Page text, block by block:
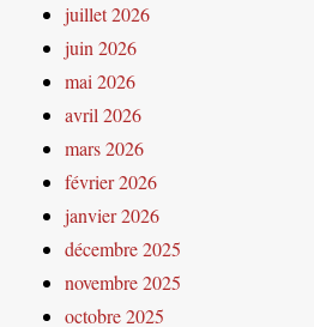
juillet 2026
juin 2026
mai 2026
avril 2026
mars 2026
février 2026
janvier 2026
décembre 2025
novembre 2025
octobre 2025